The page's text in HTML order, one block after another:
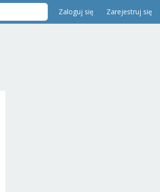
Zaloguj się Zarejestruj się